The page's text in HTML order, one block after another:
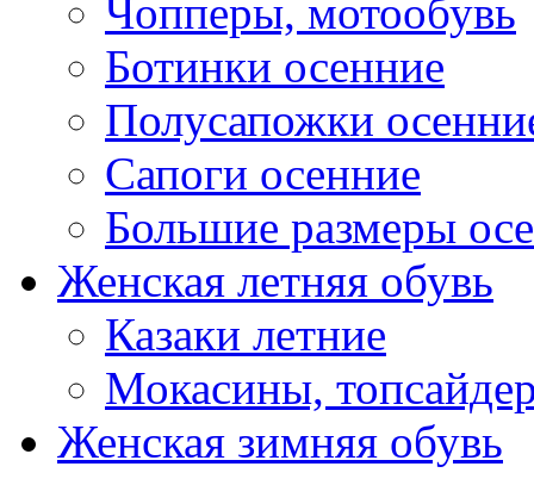
Чопперы, мотообувь
Ботинки осенние
Полусапожки
Сапоги осенние
Большие размеры
Женская летняя обувь
Казаки летние
Мокасины,
Женская зимняя обувь